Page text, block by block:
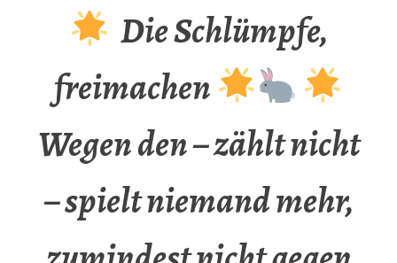
Die Schlümpfe,
freimachen
Wegen den – zählt nicht
– spielt niemand mehr,